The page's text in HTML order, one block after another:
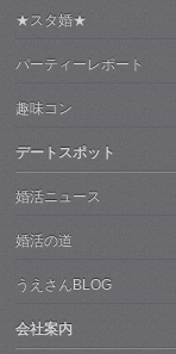
★スタ婚★
パーティーレポート
趣味コン
デートスポット
婚活ニュース
婚活の道
うえさんBLOG
会社案内